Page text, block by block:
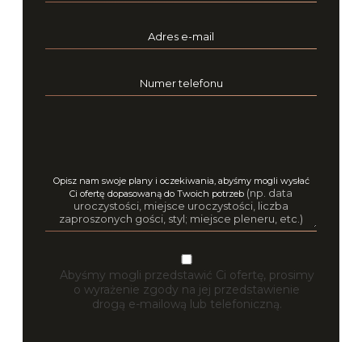
Adres e-mail
Numer telefonu
Opisz nam swoje plany i oczekiwania, abyśmy mogli wysłać
Ci ofertę dopasowaną do Twoich potrzeb (np. data
uroczystości, miejsce uroczystości, liczba
zaproszonych gości, styl; miejsce pleneru, etc.)
Abyśmy mogli przedstawić Ci ofertę, prosimy
o wyrażenie zgody na jej przedstawienie
drogą e-mailową lub telefoniczną.